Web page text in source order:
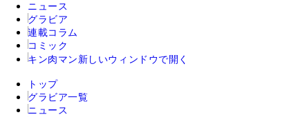
ニュース
グラビア
連載コラム
コミック
キン肉マン 新しいウィンドウで開く
トップ
グラビア一覧
ニュース